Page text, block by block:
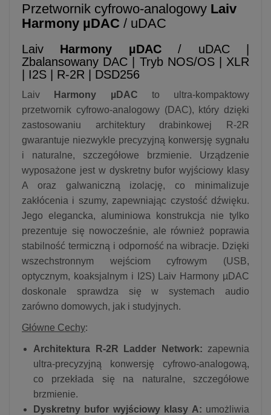
Przetwornik cyfrowo-analogowy Laiv
Harmony µDAC / uDAC
Laiv Harmony µDAC/ uDAC |
Zbalansowany DAC | Tryb NOS/OS | XLR
| I2S | R-2R | DSD256
Laiv Harmony µDAC to ultra-kompaktowy
przetwornik cyfrowo-analogowy (DAC), który dzięki
zastosowaniu architektury drabinkowej R-2R
gwarantuje niezwykle precyzyjną konwersję sygnału
i naturalne, szczegółowe brzmienie. Urządzenie
wyposażone jest w dyskretny bufor wyjściowy klasy
A oraz galwaniczną izolację, co minimalizuje
zakłócenia i szumy, zapewniając czystość dźwięku.
Jego elegancka, aluminiowa konstrukcja nie tylko
prezentuje się nowocześnie, ale również poprawia
stabilność termiczną i odporność na wibracje. Dzięki
wszechstronnym wejściom cyfrowym (USB,
optycznym, koaksjalnym i I2S) Laiv Harmony µDAC
doskonale sprawdza się w systemach audio
zarówno domowych, jak i studyjnych.
Główne Cechy:
Architektura R-2R Ladder Network: zapewnia
ultra-precyzyjną konwersję cyfrowo-analogową,
co przekłada się na naturalne, szczegółowe
brzmienie.
Dyskretny bufor wyjściowy klasy A: umożliwia